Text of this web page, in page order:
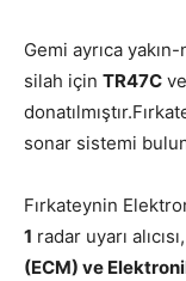
Gemi ayrıca
silah için TR47C ve
sonar sistemi
Fırkateynin
1 radar uyarı alıcısı,
(ECM) ve